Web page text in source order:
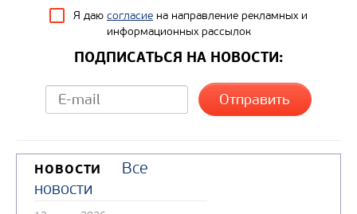
Я даю согласие на направление рекламных и
информационных рассылок
ПОДПИСАТЬСЯ НА НОВОСТИ:
НОВОСТИ
Все
новости